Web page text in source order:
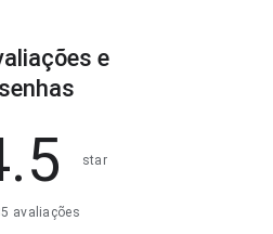
e
star
avaliações